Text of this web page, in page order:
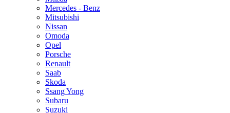
Mercedes - Benz
Mitsubishi
Nissan
Omoda
Opel
Porsche
Renault
Saab
Skoda
Ssang Yong
Subaru
Suzuki